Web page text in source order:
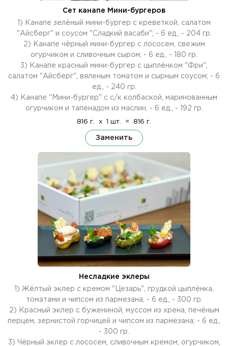
Сет канапе Мини-бургеров
1) Канапе зелёный мини-бургер с креветкой, салатом
"Айсберг" и соусом "Сладкий васаби"; - 6 ед., - 204 гр.
2) Канапе чёрный мини-бургер с лососем, свежим
огурчиком и сливочным сыром; - 6 ед., - 180 гр.
3) Канапе красный мини-бургер с цыплёнком "Фри",
салатом "Айсберг", вяленым томатом и сырным соусом; - 6
ед., - 240 гр.
4) Канапе "Мини-бургер" с с/к колбаской, маринованным
огурчиком и тапенадом из маслин; - 6 ед., - 192 гр.
816 г. x 1 шт. = 816 г.
Заменить
Несладкие эклеры
1) Жёлтый эклер с кремом "Цезарь", грудкой цыплёнка,
томатами и чипсом из пармезана; - 6 ед., - 300 гр.
2) Красный эклер с бужениной, муссом из хрена, печёным
перцем, зернистой горчицей и чипсом из пармезана; - 6 ед.,
- 300 гр.
3) Чёрный эклер с лососем, сливочным кремом, огурчиком,